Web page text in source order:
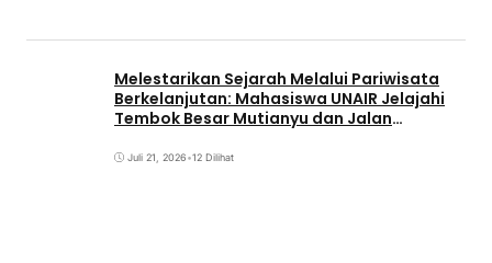
Melestarikan Sejarah Melalui Pariwisata
Berkelanjutan: Mahasiswa UNAIR Jelajahi
Tembok Besar Mutianyu dan Jalan
Juli 21, 2026•12 Dilihat